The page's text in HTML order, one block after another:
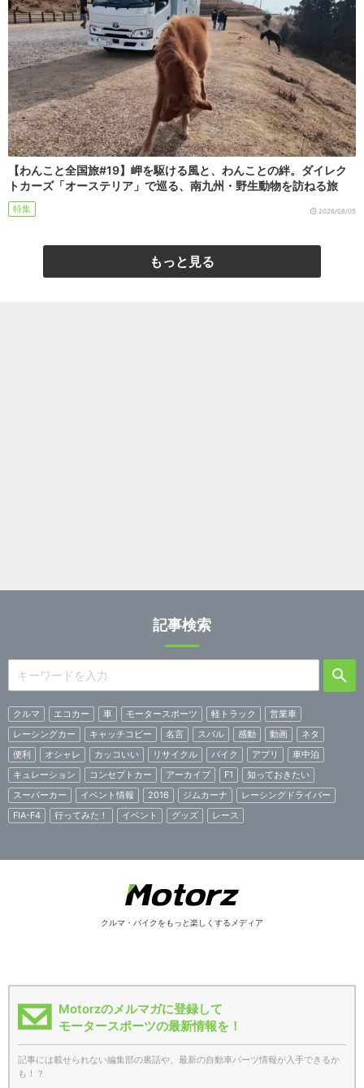
【わんこと全国旅#19】岬を駆ける風と、わんことの絆。ダイレク
トカーズ「オーステリア」で巡る、南九州・野生動物を訪ねる旅
特集 2026/08/05
もっと見る
記事検索
クルマ エコカー 車 モータースポーツ 軽トラック
営業車
レーシングカー
キャッチコピー 名言 スバル 感動 動画
ネタ
便利
オシャレ カッコいい リサイクル バイク アプリ
車中泊
キュレーション
コンセプトカー アーカイブ F1
知っておきたい
スーパーカー
イベント情報 2016 ジムカーナ
レーシングドライバー
FIA-F4
行ってみた！ イベント グッズ レース
クルマ・バイクをもっと楽しくするメディア
Motorzのメルマガに登録して
モータースポーツの最新情報を！
記事には載せられない編集部の裏話や、最新の自動車パーツ情報が入手できるか
も！？